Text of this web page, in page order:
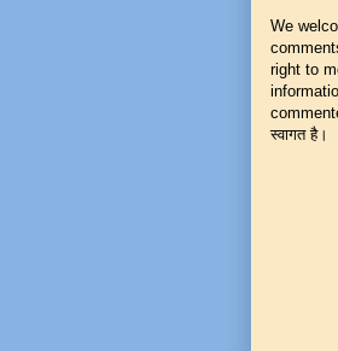
We
right to
स्वागत है।